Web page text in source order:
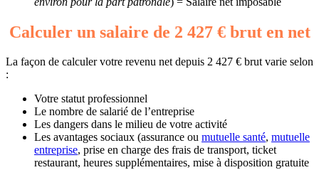
Calculer un salaire de 2 427 € brut en net
La façon de calculer votre revenu net depuis 2 427 € brut varie selon
:
Votre statut professionnel
Le nombre de salarié de l’entreprise
Les dangers dans le milieu de votre activité
Les avantages sociaux (assurance ou mutuelle santé, mutuelle
entreprise, prise en charge des frais de transport, ticket
restaurant, heures supplémentaires, mise à disposition gratuite